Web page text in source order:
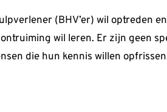
(BHV’er) wil optreden
wil leren. Er zijn geen
die hun kennis willen